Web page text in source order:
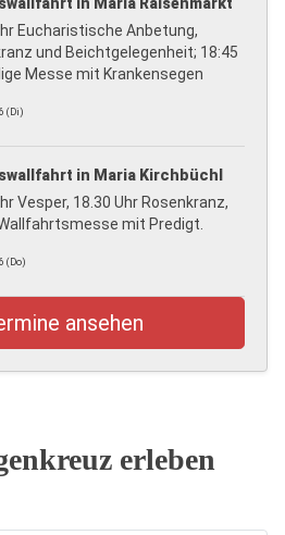
in Maria Raisenmarkt
Eucharistische Anbetung,
und Beichtgelegenheit; 18:45
Messe mit Krankensegen
(Di)
in Maria Kirchbüchl
Vesper, 18.30 Uhr Rosenkranz,
mit Predigt.
(Do)
ansehen
erleben